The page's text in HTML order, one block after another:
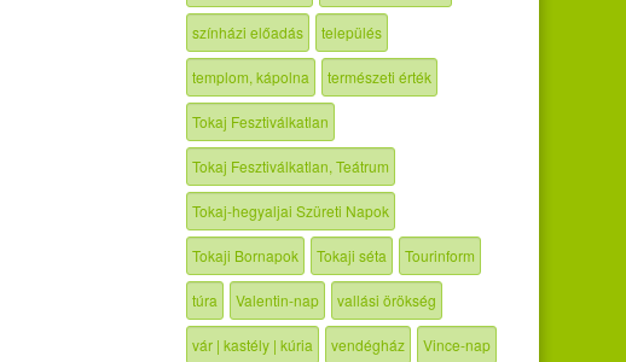
színházi előadás település
templom, kápolna természeti érték
Tokaj Fesztiválkatlan
Tokaj Fesztiválkatlan, Teátrum
Tokaj-hegyaljai Szüreti Napok
Tokaji Bornapok Tokaji séta Tourinform
túra Valentin-nap vallási örökség
vár | kastély | kúria vendégház Vince-nap